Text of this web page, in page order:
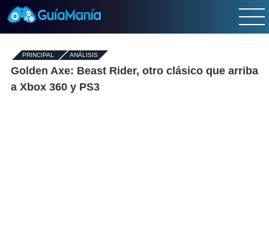
PRINCIPAL - ANÁLISIS
Golden Axe: Beast Rider, otro clásico que arriba
a Xbox 360 y PS3